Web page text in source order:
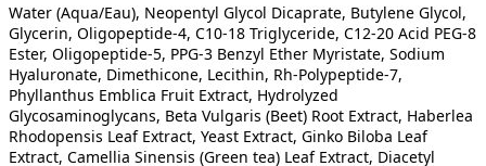
Water (Aqua/Eau), Neopentyl Glycol Dicaprate, Butylene Glycol,
Glycerin, Oligopeptide-4, C10-18 Triglyceride, C12-20 Acid PEG-8
Ester, Oligopeptide-5, PPG-3 Benzyl Ether Myristate, Sodium
Hyaluronate, Dimethicone, Lecithin, Rh-Polypeptide-7,
Phyllanthus Emblica Fruit Extract, Hydrolyzed
Glycosaminoglycans, Beta Vulgaris (Beet) Root Extract, Haberlea
Rhodopensis Leaf Extract, Yeast Extract, Ginko Biloba Leaf
Extract, Camellia Sinensis (Green tea) Leaf Extract, Diacetyl